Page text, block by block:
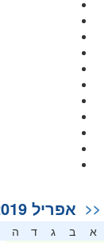
<< אפריל 2019
א ב ג ד ה